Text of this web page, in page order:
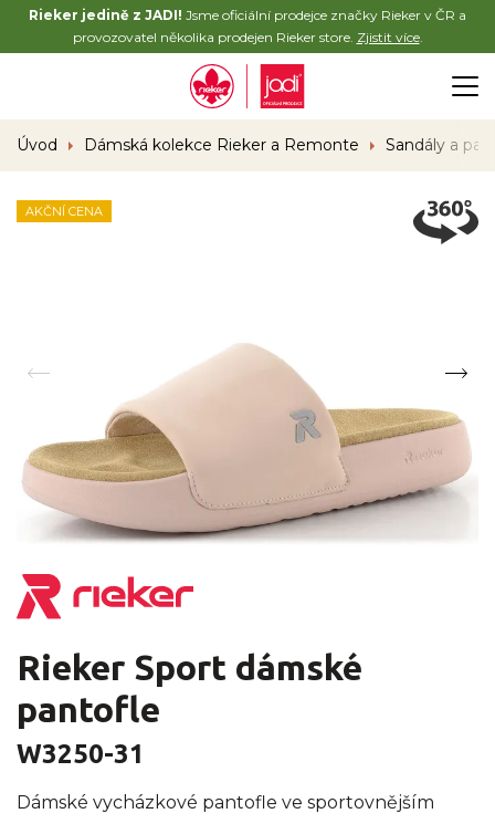
Rieker jedině z JADI! Jsme oficiální prodejce značky Rieker v ČR a
provozovatel několika prodejen Rieker store. Zjistit více.
Úvod Dámská kolekce Rieker a Remonte Sandály a
AKČNÍ CENA
Rieker Sport dámské
pantofle
W3250-31
Dámské vycházkové pantofle ve sportovnějším